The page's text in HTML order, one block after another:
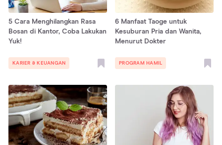
5 Cara Menghilangkan Rasa
Bosan di Kantor, Coba Lakukan
Yuk!
KARIER & KEUANGAN
6 Manfaat Taoge untuk
Kesuburan Pria dan Wanita,
Menurut Dokter
PROGRAM HAMIL